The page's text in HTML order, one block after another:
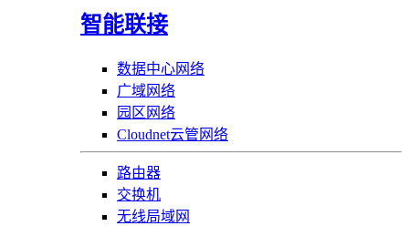
智能联接
数据中心网络
广域网络
园区网络
Cloudnet云管网络
路由器
交换机
无线局域网